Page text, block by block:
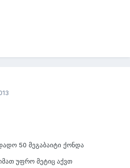
50 მეგაბაიტი ქონდა
უფრო მეტიც აქვთ